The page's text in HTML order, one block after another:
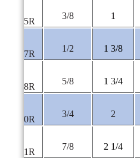
9825R
3/8 1
9827R
1/2 1 3/8
9828R
5/8 1 3/4
9830R
3/4 2
9831R
7/8 2 1/4